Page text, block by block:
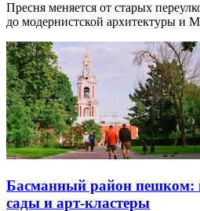
Пресня меняется от старых
до модернистской архитектуры и
Басманный район пешком:
сады и арт-кластеры